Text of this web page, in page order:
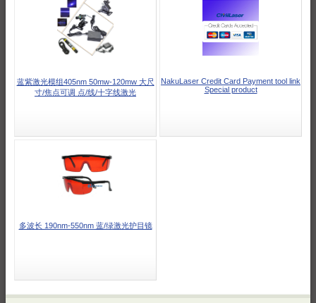
蓝紫激光模组405nm 50mw-120mw 大尺
寸/焦点可调 点/线/十字线激光
NakuLaser Credit Card Payment tool link
Special product
多波长 190nm-550nm 蓝/绿激光护目镜